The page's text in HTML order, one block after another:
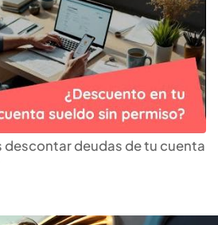
descontar deudas de tu cuenta
el mejorcrédito
ti